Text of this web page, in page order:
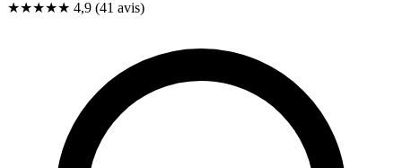
★★★★★ 4,9 (41 avis)